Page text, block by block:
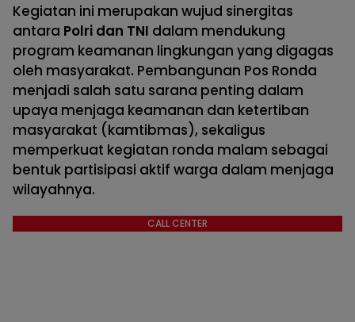
Kegiatan ini merupakan wujud sinergitas
antara Polri dan TNI dalam mendukung
program keamanan lingkungan yang digagas
oleh masyarakat. Pembangunan Pos Ronda
menjadi salah satu sarana penting dalam
upaya menjaga keamanan dan ketertiban
masyarakat (kamtibmas), sekaligus
memperkuat kegiatan ronda malam sebagai
bentuk partisipasi aktif warga dalam menjaga
wilayahnya.
CALL CENTER